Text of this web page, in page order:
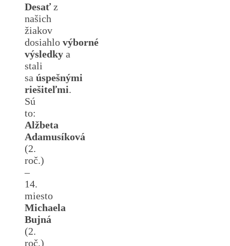
Desaťz
našich
žiakov
dosiahlo výborné
výsledky a
stali
sa úspešnými
riešiteľmi.
Sú
to:
Alžbeta
Adamusíková
(2.
roč.)
–
14.
miesto
Michaela
Bujná
(2.
roč.)